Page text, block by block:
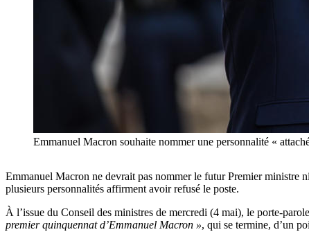
Emmanuel Macron souhaite nommer une personnalité «
Emmanuel Macron ne devrait pas nommer le futur Premier ministre
plusieurs personnalités affirment avoir refusé le poste.
À l’issue du Conseil des ministres de mercredi (4 mai), le porte-
premier quinquennat d’Emmanuel Macron », qui se termine, d’un